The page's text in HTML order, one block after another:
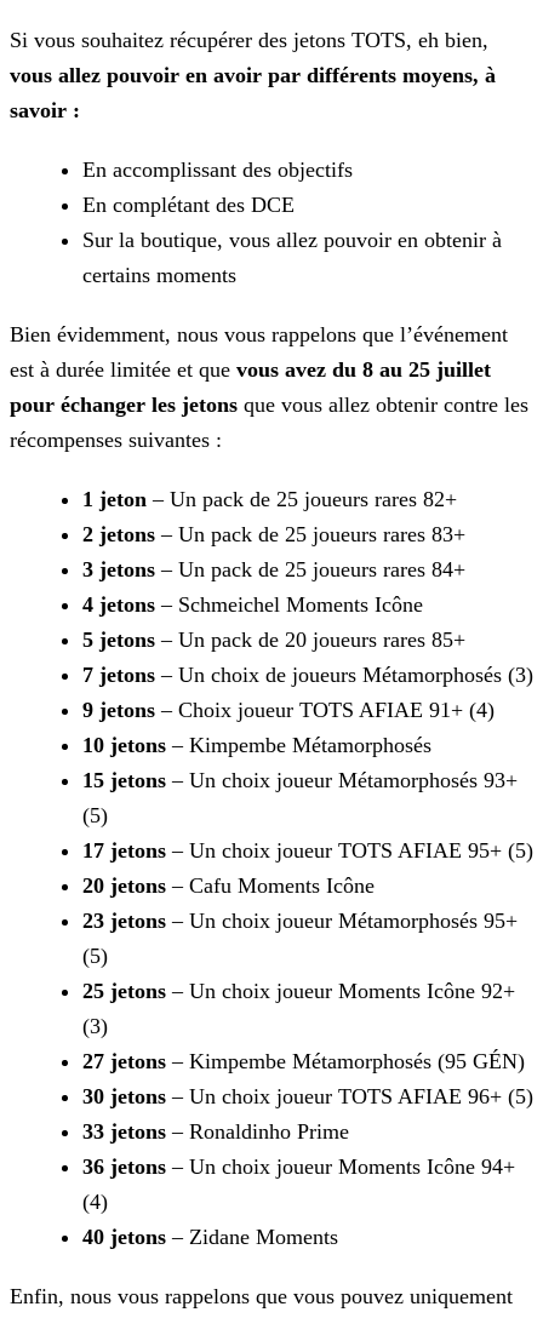
Si vous souhaitez récupérer des jetons TOTS, eh bien,
vous allez pouvoir en avoir par différents moyens, à
savoir :
En accomplissant des objectifs
En complétant des DCE
Sur la boutique, vous allez pouvoir en obtenir à
certains moments
Bien évidemment, nous vous rappelons que l’événement
est à durée limitée et que vous avez du 8 au 25 juillet
pour échanger les jetons que vous allez obtenir contre les
récompenses suivantes :
1 jeton – Un pack de 25 joueurs rares 82+
2 jetons – Un pack de 25 joueurs rares 83+
3 jetons – Un pack de 25 joueurs rares 84+
4 jetons – Schmeichel Moments Icône
5 jetons – Un pack de 20 joueurs rares 85+
7 jetons – Un choix de joueurs Métamorphosés (3)
9 jetons – Choix joueur TOTS AFIAE 91+ (4)
10 jetons – Kimpembe Métamorphosés
15 jetons – Un choix joueur Métamorphosés 93+
(5)
17 jetons – Un choix joueur TOTS AFIAE 95+ (5)
20 jetons – Cafu Moments Icône
23 jetons – Un choix joueur Métamorphosés 95+
(5)
25 jetons – Un choix joueur Moments Icône 92+
(3)
27 jetons – Kimpembe Métamorphosés (95 GÉN)
30 jetons – Un choix joueur TOTS AFIAE 96+ (5)
33 jetons – Ronaldinho Prime
36 jetons – Un choix joueur Moments Icône 94+
(4)
40 jetons – Zidane Moments
Enfin, nous vous rappelons que vous pouvez uniquement